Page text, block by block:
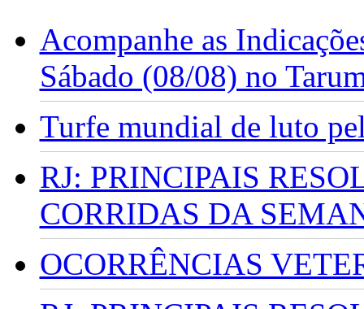
Acompanhe as
Sábado (08/08) no
Turfe mundial de luto
RJ: PRINCIPAIS
CORRIDAS DA
OCORRÊNCIAS